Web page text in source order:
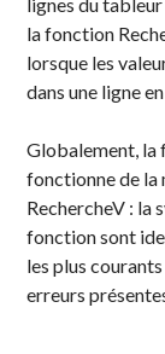
la fonction
lorsque les
dans une ligne
Globalement, la
fonctionne de la
RechercheV : la
fonction sont
les plus
erreurs